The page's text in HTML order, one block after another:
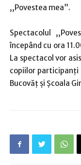
,,Povestea mea”.
Spectacolul
începând cu ora
La spectacol vor
copiilor participanţi
Bucovăţ şi Şcoala